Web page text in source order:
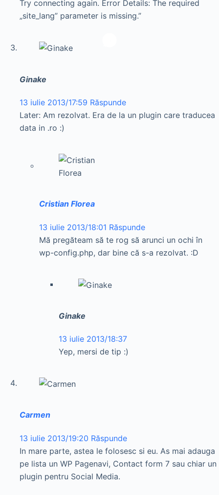
Try connecting again. Error Details: The required
„site_lang” parameter is missing.”
Ginake
13 iulie 2013/17:59 Răspunde
Later: Am rezolvat. Era de la un plugin care traducea
data in .ro :)
Cristian Florea
13 iulie 2013/18:01 Răspunde
Mă pregăteam să te rog să arunci un ochi în
wp-config.php, dar bine că s-a rezolvat. :D
Ginake
13 iulie 2013/18:37
Yep, mersi de tip :)
Carmen
13 iulie 2013/19:20 Răspunde
In mare parte, astea le folosesc si eu. As mai adauga
pe lista un WP Pagenavi, Contact form 7 sau chiar un
plugin pentru Social Media.